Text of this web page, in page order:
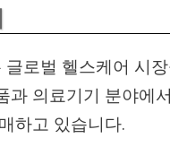
로벌 헬스케어 시
과 의료기기 분야에
하고 있습니다.